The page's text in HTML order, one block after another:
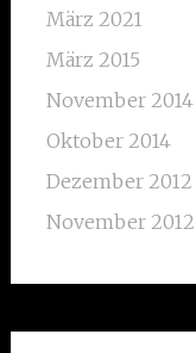
März 2021
März 2015
November 2014
Oktober 2014
Dezember 2012
November 2012